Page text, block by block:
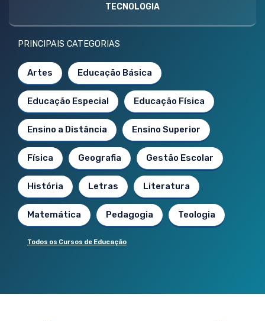
TECNOLOGIA
PRINCIPAIS CATEGORIAS
Artes Educação Básica
Educação Especial Educação Física
Ensino a Distância Ensino Superior
Física Geografia Gestão Escolar
História Letras Literatura
Matemática Pedagogia Teologia
Todos os Cursos de Educação